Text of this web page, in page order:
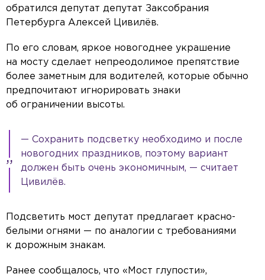
обратился депутат депутат Заксобрания
Петербурга Алексей Цивилёв.
По его словам, яркое новогоднее украшение
на мосту сделает непреодолимое препятствие
более заметным для водителей, которые обычно
предпочитают игнорировать знаки
об ограничении высоты.
— Сохранить подсветку необходимо и после
новогодних праздников, поэтому вариант
должен быть очень экономичным, — считает
Цивилёв.
Подсветить мост депутат предлагает красно-
белыми огнями — по аналогии с требованиями
к дорожным знакам.
Ранее сообщалось, что «Мост глупости»,